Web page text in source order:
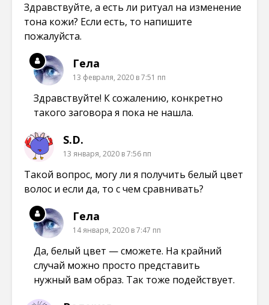
Здравствуйте, а есть ли ритуал на изменение
тона кожи? Если есть, то напишите
пожалуйста.
Гела
13 февраля, 2020 в 7:51 пп
Здравствуйте! К сожалению, конкретно
такого заговора я пока не нашла.
S.D.
13 января, 2020 в 7:56 пп
Такой вопрос, могу ли я получить белый цвет
волос и если да, то с чем сравнивать?
Гела
14 января, 2020 в 7:47 пп
Да, белый цвет — сможете. На крайний
случай можно просто представить
нужный вам образ. Так тоже подействует.